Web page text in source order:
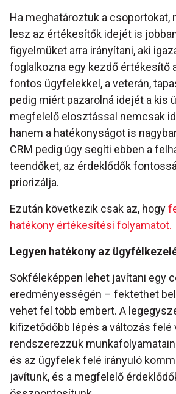
Ha meghatároztuk a csoportokat,
lesz az értékesítők idejét is
figyelmüket arra irányítani, aki
foglalkozna egy kezdő értékesítő
fontos ügyfelekkel, a veterán,
pedig miért pazarolná idejét a kis
megfelelő elosztással nemcsak
hanem a hatékonyságot is
CRM pedig úgy segíti ebben a
teendőket, az érdeklődők
priorizálja.
Ezután következik csak az, hogy
hatékony értékesítési folyamatot.
Legyen hatékony az
Sokféleképpen lehet javítani egy
eredményességén – fektethet
vehet fel több embert. A
kifizetődőbb lépés a változás felé
rendszerezzük
és az ügyfelek felé irányuló
javítunk, és a megfelelő